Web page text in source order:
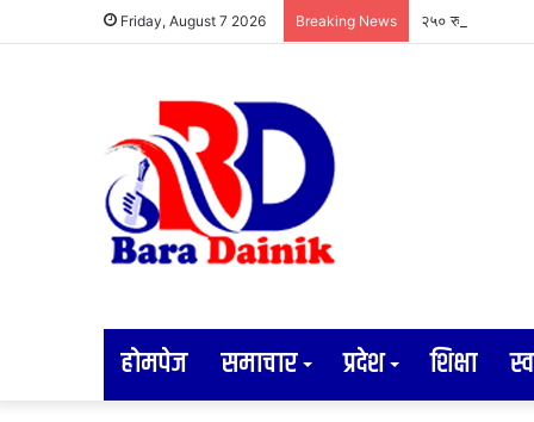
Friday, August 7 2026 Breaking News २५० रुपैयाँको
होमपेज समाचार प्रदेश शिक्षा